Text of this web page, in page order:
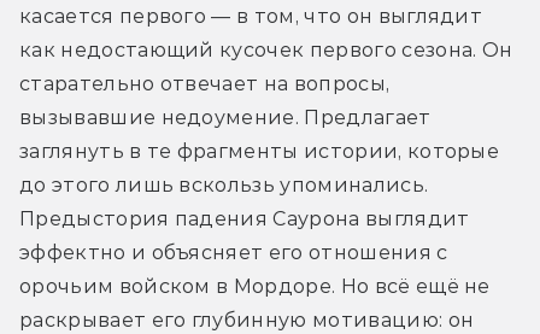
касается первого — в том, что он выглядит
как недостающий кусочек первого сезона. Он
старательно отвечает на вопросы,
вызывавшие недоумение. Предлагает
заглянуть в те фрагменты истории, которые
до этого лишь вскользь упоминались.
Предыстория падения Саурона выглядит
эффектно и объясняет его отношения с
орочьим войском в Мордоре. Но всё ещё не
раскрывает его глубинную мотивацию: он